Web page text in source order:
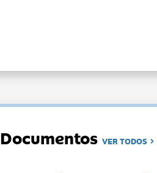
DocumentosVER TODOS